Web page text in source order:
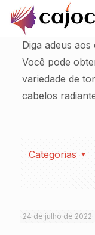
Diga adeus
Você pode
variedade de
cabelos
Categorias
24 de julho de 2022